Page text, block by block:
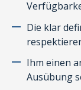
Die klar
Ihm einen
Ausübung